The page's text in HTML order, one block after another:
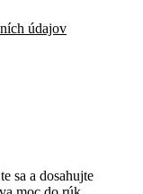
údajov
sa a dosahujte